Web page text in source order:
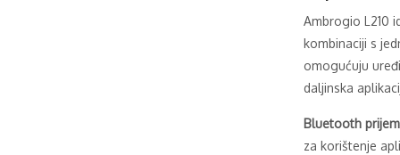
Ambrogio L210
kombinaciji s
omogućuju
daljinska
Bluetooth
za korištenje